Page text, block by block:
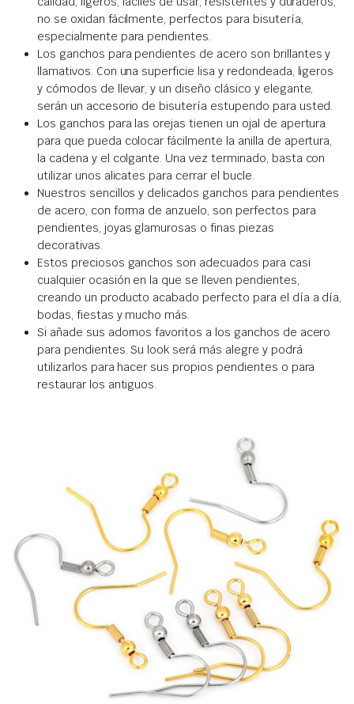
no se oxidan fácilmente, perfectos para bisutería,
especialmente para pendientes.
Los ganchos para pendientes de acero son brillantes y
llamativos. Con una superficie lisa y redondeada, ligeros
y cómodos de llevar, y un diseño clásico y elegante,
serán un accesorio de bisutería estupendo para usted.
Los ganchos para las orejas tienen un ojal de apertura
para que pueda colocar fácilmente la anilla de apertura,
la cadena y el colgante. Una vez terminado, basta con
utilizar unos alicates para cerrar el bucle.
Nuestros sencillos y delicados ganchos para pendientes
de acero, con forma de anzuelo, son perfectos para
pendientes, joyas glamurosas o finas piezas
decorativas.
Estos preciosos ganchos son adecuados para casi
cualquier ocasión en la que se lleven pendientes,
creando un producto acabado perfecto para el día a día,
bodas, fiestas y mucho más.
Si añade sus adornos favoritos a los ganchos de acero
para pendientes. Su look será más alegre y podrá
utilizarlos para hacer sus propios pendientes o para
restaurar los antiguos.